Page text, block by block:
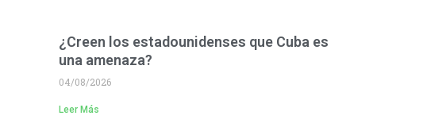
¿Creen los estadounidenses que Cuba es
una amenaza?
04/08/2026
Leer Más